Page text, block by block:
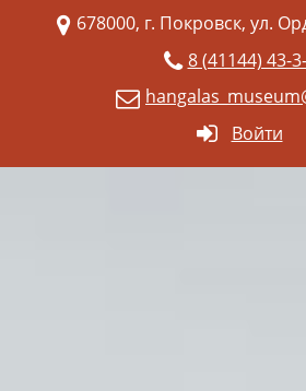
678000, г. Покровск, ул.
8 (41144) 43-
Войти